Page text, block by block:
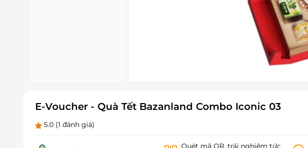
E-Voucher - Quà Tết Bazanland Combo Iconic 03
5.0 (1 đánh giá)
Quét mã QR, trải nghiệm tức